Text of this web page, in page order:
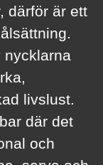
därför är ett
nycklarna
livslust.
där det
och